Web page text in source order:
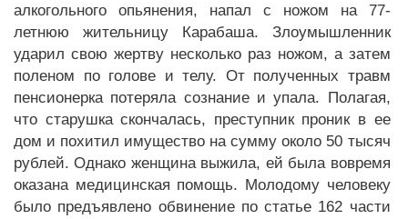
алкогольного опьянения, напал с ножом на 77-
летнюю жительницу Карабаша. Злоумышленник
ударил свою жертву несколько раз ножом, а затем
поленом по голове и телу. От полученных травм
пенсионерка потеряла сознание и упала. Полагая,
что старушка скончалась, преступник проник в ее
дом и похитил имущество на сумму около 50 тысяч
рублей. Однако женщина выжила, ей была вовремя
оказана медицинская помощь. Молодому человеку
было предъявлено обвинение по статье 162 части